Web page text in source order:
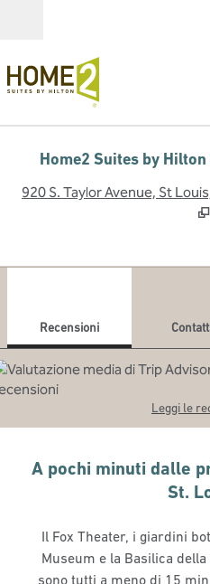
Home2 Suites by
920 S. Taylor Avenue, St
Recensioni
Leggi le
A pochi minuti dalle
St.
Il Fox Theater, i giardini
Museum e la Basilica
sono tutti a meno di 15